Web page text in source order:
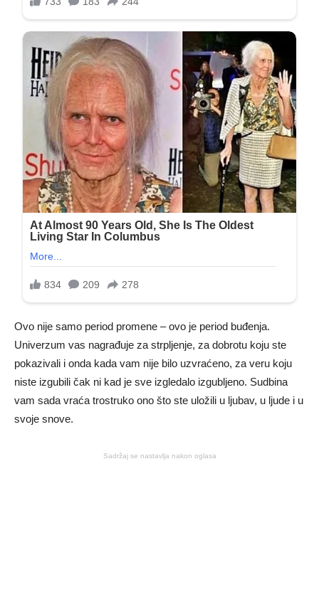
Ovo nije samo period promene – ovo je period buđenja.
Univerzum vas nagrađuje za strpljenje, za dobrotu koju ste
pokazivali i onda kada vam nije bilo uzvraćeno, za veru koju
niste izgubili čak ni kad je sve izgledalo izgubljeno. Sudbina
vam sada vraća trostruko ono što ste uložili u ljubav, u ljude i u
svoje snove.
Sadržaj se nastavlja nakon oglasa